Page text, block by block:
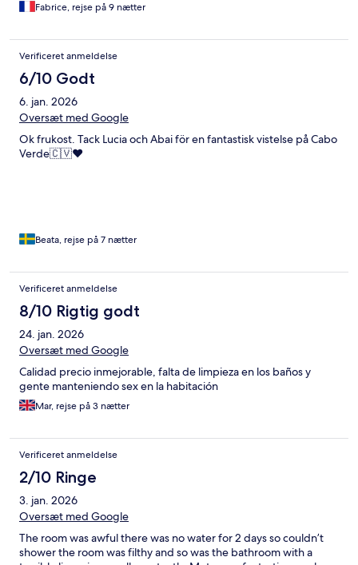
Fabrice, rejse på 9 nætter
Verificeret anmeldelse
6/10 Godt
6. jan. 2026
Oversæt med Google
Ok frukost. Tack Lucia och Abai för en fantastisk vistelse på Cabo
Verde🇨🇻❤️
Beata, rejse på 7 nætter
Verificeret anmeldelse
8/10 Rigtig godt
24. jan. 2026
Oversæt med Google
Calidad precio inmejorable, falta de limpieza en los baños y
gente manteniendo sex en la habitación
Mar, rejse på 3 nætter
Verificeret anmeldelse
2/10 Ringe
3. jan. 2026
Oversæt med Google
The room was awful there was no water for 2 days so couldn’t
shower the room was filthy and so was the bathroom with a